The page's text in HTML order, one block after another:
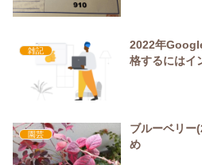
雑記
2022年
格するにはイ
園芸
ブルーベリー
め